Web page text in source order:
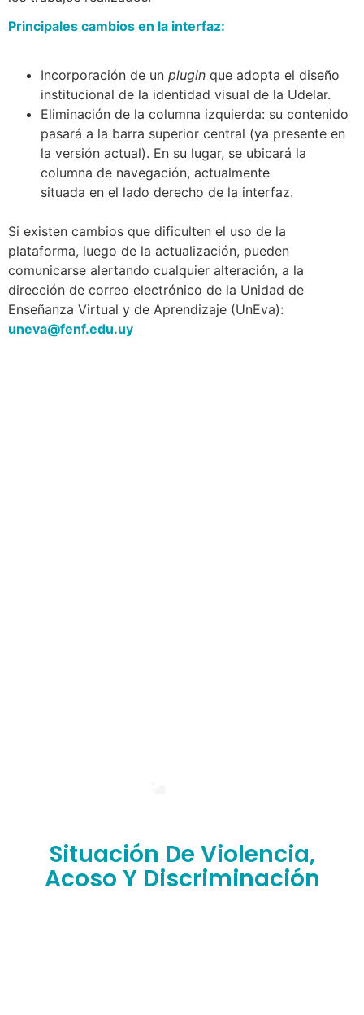
Principales cambios en la interfaz:
Incorporación de un plugin que adopta el diseño
institucional de la identidad visual de la Udelar.
Eliminación de la columna izquierda: su contenido
pasará a la barra superior central (ya presente en
la versión actual). En su lugar, se ubicará la
columna de navegación, actualmente
situada en el lado derecho de la interfaz.
Si existen cambios que dificulten el uso de la
plataforma, luego de la actualización, pueden
comunicarse alertando cualquier alteración, a la
dirección de correo electrónico de la Unidad de
Enseñanza Virtual y de Aprendizaje (UnEva):
uneva@fenf.edu.uy
Situación De Violencia,
Acoso Y Discriminación